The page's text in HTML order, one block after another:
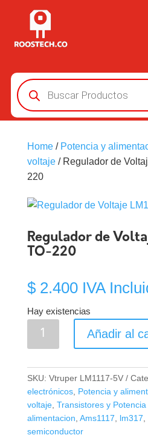
Búsqueda
de
productos
Home/ Potencia y
voltaje/ Regulador de
220
Regulador de
TO-220
$2.400 IVA
Hay existencias
Regulador
5V
TO-
220
cantidad
Añadir al
SKU: Vtruper LM1117-5V
electrónicos, Potencia y
voltaje, Transistores y Potencia
alimentacion Ams1117 lm317
semiconductor